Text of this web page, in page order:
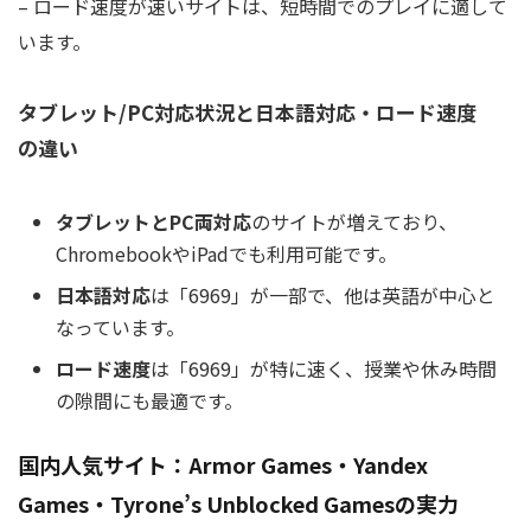
– ロード速度が速いサイトは、短時間でのプレイに適して
います。
タブレット/PC対応状況と日本語対応・ロード速度
の違い
タブレットとPC両対応のサイトが増えており、
ChromebookやiPadでも利用可能です。
日本語対応は「6969」が一部で、他は英語が中心と
なっています。
ロード速度は「6969」が特に速く、授業や休み時間
の隙間にも最適です。
国内人気サイト：Armor Games・Yandex
Games・Tyrone’s Unblocked Gamesの実力